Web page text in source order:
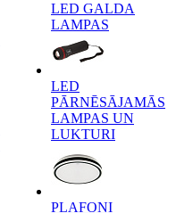
LED GALDA
LAMPAS
LED
PĀRNĒSĀJAMĀS
LAMPAS UN
LUKTURI
PLAFONI